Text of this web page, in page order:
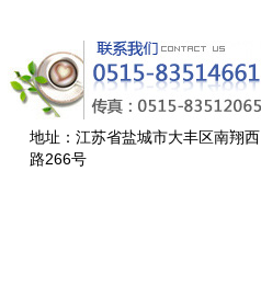
地址：江苏省盐城市大丰区南翔西
路266号